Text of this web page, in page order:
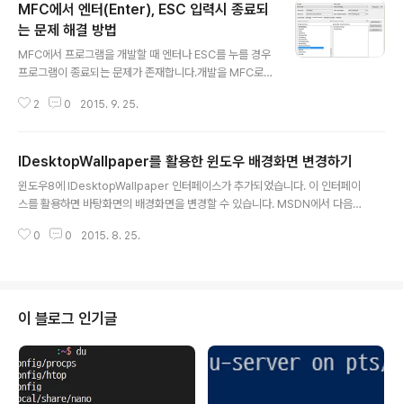
MFC에서 엔터(Enter), ESC 입력시 종료되
는 문제 해결 방법
MFC에서 프로그램을 개발할 때 엔터나 ESC를 누를 경우
프로그램이 종료되는 문제가 존재합니다.개발을 MFC로
결하기 위해 다음과 같은 방법으로 처리하면 됩니다.1. Pre
g.cpp와 .h파일이 생성됩니다.해당 클래스의 PreTransl
ateMessage() 메소드를 오버라이딩하는 방법입니다.이
메소드는 메시지가 처리되기 전에 호출이 되는 함수입니
니다.먼저 Class Wizard를 실행(Ctrl + Shift + X)합니
2 0 2015. 9. 25.
IDesktopWallpaper를 활용한 윈도우 배경화면 변경하기
윈도우8에 IDesktopWallpaper 인터페이스가 추가되었습니다. 이 인터페이
스를 활용하면 바탕화면의 배경화면을 변경할 수 있습니다. MSDN에서 다음과
indows/desktop/hh706946(v=vs.85).aspx 메소드의 이름이 직관적이
ptr, COINIT_APARTMENTTHREADED); CComPtr pWall..
0 0 2015. 8. 25.
이 블로그 인기글